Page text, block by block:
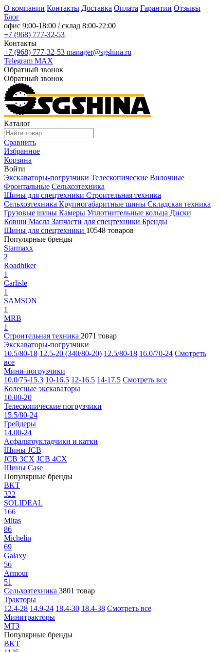
О компании Контакты Доставка Оплата Гарантии Отзывы
Блог
офис 9:00-18:00 / склад 8:00-22:00
+7 (968) 777-32-53
Контакты
+7 (968) 777-32-53 manager@sgshina.ru
Telegram MAX
Обратный звонок
Обратный звонок
Каталог
Сравнить
Избранное
Корзина
Войти
Экскаваторы-погрузчики Телескопические Вилочные
Фронтальные Сельхозтехника
Шины для спецтехники Строительная техника
Сельхозтехника Крупногабаритные шины Складская техника
Грузовые шины Камеры Уплотнительные кольца Диски
Ковши Масла Запчасти для спецтехники Бренды
Шины для спецтехники 10548 товаров
Популярные бренды
Starmaxx
2
Roadhiker
1
Carlisle
1
SAMSON
1
MRB
1
Строительная техника 2071 товар
Экскаваторы-погрузчики
10.5/80-18 12.5-20 (340/80-20) 12.5/80-18 16.0/70-24 Смотреть
все
Мини-погрузчики
10.0/75-15.3 10-16.5 12-16.5 14-17.5 Смотреть все
Колесные экскаваторы
10.00-20
Телескопические погрузчики
15.5/80-24
Грейдеры
14.00-24
Асфальтоукладчики и катки
Шины JCB
JCB 3CX JCB 4CX
Шины Case
Популярные бренды
BKT
322
SOLIDEAL
166
Mitas
86
Michelin
69
Galaxy
56
Armour
51
Сельхозтехника 3801 товар
Тракторы
12.4-28 14.9-24 18.4-30 18.4-38 Смотреть все
Минитракторы
МТЗ
Популярные бренды
BKT